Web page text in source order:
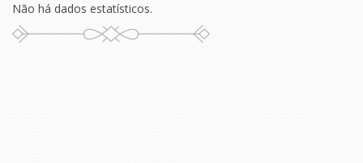
Não há dados estatísticos.